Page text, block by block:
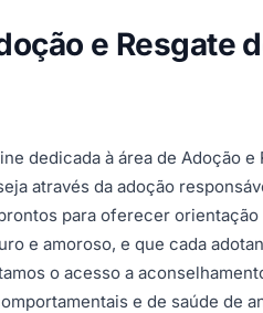
e Resgate
dedicada à área de Adoção
através da adoção
para oferecer
e amoroso, e que cada
o acesso a
e de saúde de